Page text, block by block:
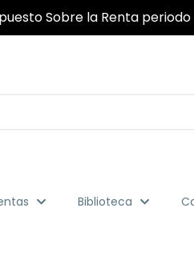
Sobre la Renta
Biblioteca